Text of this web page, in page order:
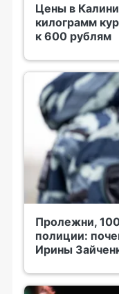
Цены в
килограмм
к 600 рублям
Пролежни,
полиции:
Ирины